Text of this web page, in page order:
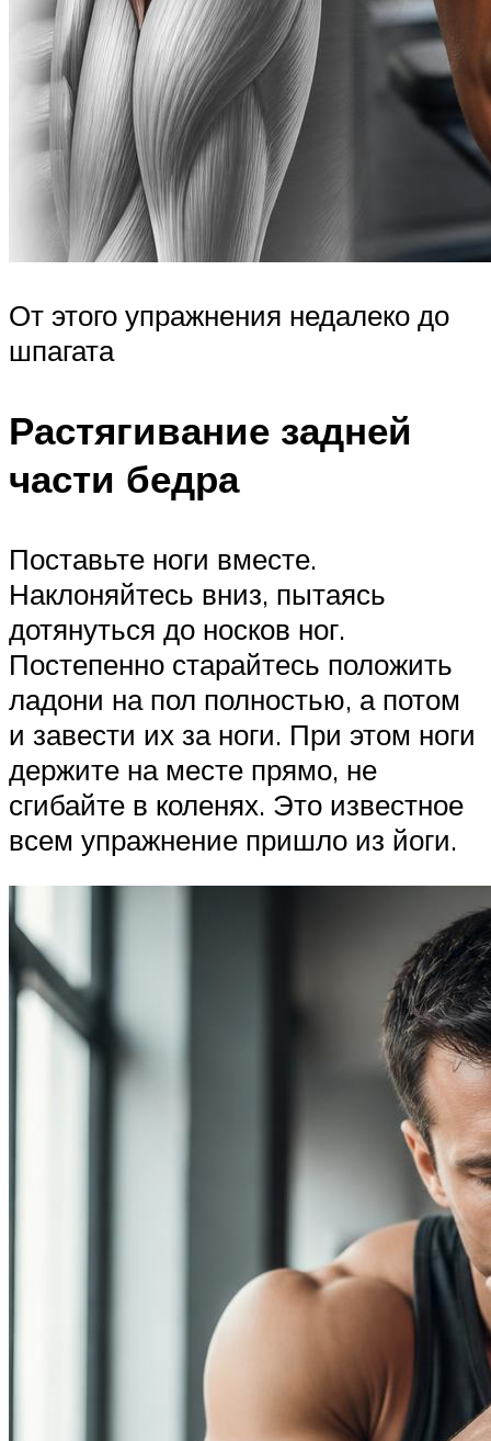
От этого упражнения недалеко до
шпагата
Растягивание задней
части бедра
Поставьте ноги вместе.
Наклоняйтесь вниз, пытаясь
дотянуться до носков ног.
Постепенно старайтесь положить
ладони на пол полностью, а потом
и завести их за ноги. При этом ноги
держите на месте прямо, не
сгибайте в коленях. Это известное
всем упражнение пришло из йоги.